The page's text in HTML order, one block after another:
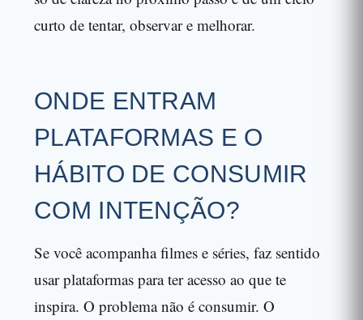
curto de tentar, observar e melhorar.
ONDE ENTRAM
PLATAFORMAS E O
HÁBITO DE CONSUMIR
COM INTENÇÃO?
Se você acompanha filmes e séries, faz sentido
usar plataformas para ter acesso ao que te
inspira. O problema não é consumir. O